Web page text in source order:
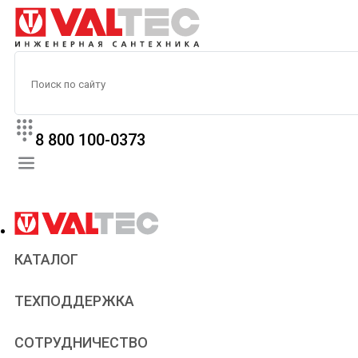
8 800 100-0373
КАТАЛОГ
ТЕХПОДДЕРЖКА
Паспорта и сертификаты
Статьи
СОТРУДНИЧЕСТВО
Сантехникам